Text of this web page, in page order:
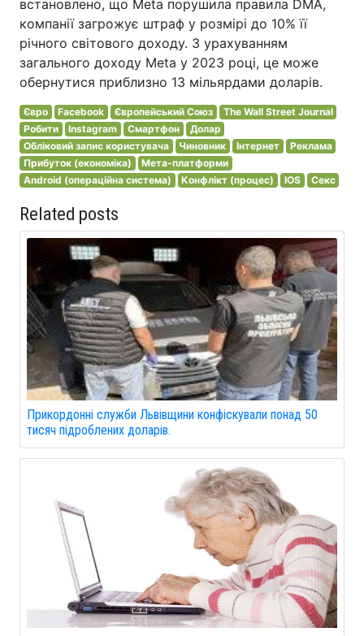
встановлено, що Meta порушила правила DMA,
компанії загрожує штраф у розмірі до 10% її
річного світового доходу. З урахуванням
загального доходу Meta у 2023 році, це може
обернутися приблизно 13 мільярдами доларів.
Євро Facebook Європейський Союз
The Wall Street Journal
Робити
Instagram Смартфон
Долар
Обліковий запис користувача
Чиновник Інтернет
Реклама
Прибуток (економіка)
Мета-платформи
Android (операційна система)
Конфлікт (процес) IOS Секс
Related posts
Прикордонні служби Львівщини конфіскували понад 50
тисяч підроблених доларів.